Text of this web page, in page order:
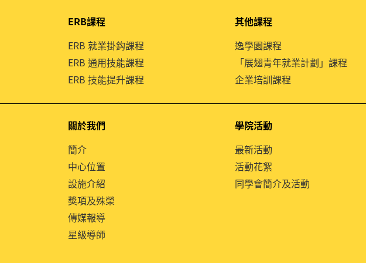
ERB課程
ERB 就業掛鈎課程
ERB 通用技能課程
ERB 技能提升課程
其他課程
逸學園課程
「展翅青年就業計劃」課程
企業培訓課程
關於我們
簡介
中心位置
設施介紹
獎項及殊榮
傳媒報導
星級導師
學院活動
最新活動
活動花絮
同學會簡介及活動